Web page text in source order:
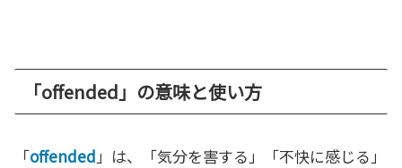
「offended」の意味と使い方
「offended 」は、「気分を害する」「不快に感じる」